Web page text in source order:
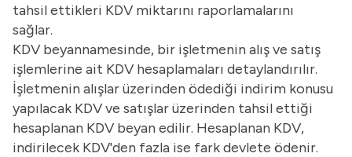
tahsil ettikleri KDV miktarını raporlamalarını
sağlar.
KDV beyannamesinde, bir işletmenin alış ve satış
işlemlerine ait KDV hesaplamaları detaylandırılır.
İşletmenin alışlar üzerinden ödediği indirim konusu
yapılacak KDV ve satışlar üzerinden tahsil ettiği
hesaplanan KDV beyan edilir. Hesaplanan KDV,
indirilecek KDV'den fazla ise fark devlete ödenir.